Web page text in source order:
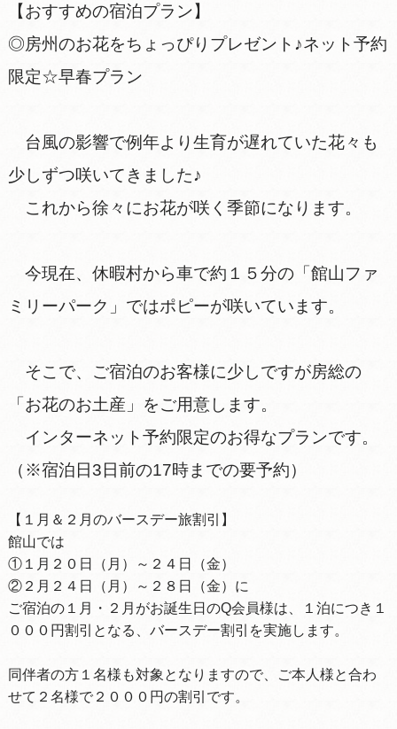
【おすすめの宿泊プラン】
◎房州のお花をちょっぴりプレゼント♪ネット予約
限定☆早春プラン
台風の影響で例年より生育が遅れていた花々も
少しずつ咲いてきました♪
これから徐々にお花が咲く季節になります。
今現在、休暇村から車で約１５分の「館山ファ
ミリーパーク」ではポピーが咲いています。
そこで、ご宿泊のお客様に少しですが房総の
「お花のお土産」をご用意します。
インターネット予約限定のお得なプランです。
（※宿泊日3日前の17時までの要予約）
【１月＆２月のバースデー旅割引】
館山では
①１月２０日（月）～２４日（金）
②２月２４日（月）～２８日（金）に
ご宿泊の１月・２月がお誕生日のQ会員様は、１泊につき１
０００円割引となる、バースデー割引を実施します。
同伴者の方１名様も対象となりますので、ご本人様と合わ
せて２名様で２０００円の割引です。